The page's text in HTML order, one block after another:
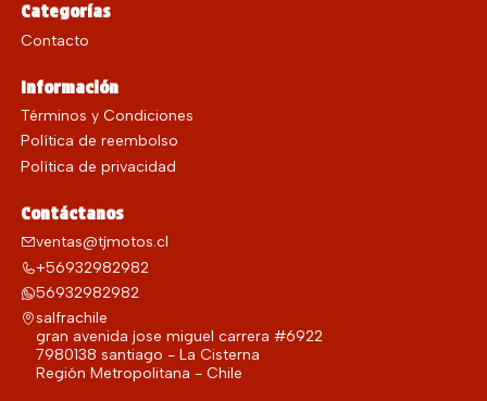
Categorías
Contacto
Información
Términos y Condiciones
Política de reembolso
Política de privacidad
Contáctanos
ventas@tjmotos.cl
+56932982982
56932982982
salfrachile
gran avenida jose miguel carrera #6922
7980138 santiago - La Cisterna
Región Metropolitana - Chile